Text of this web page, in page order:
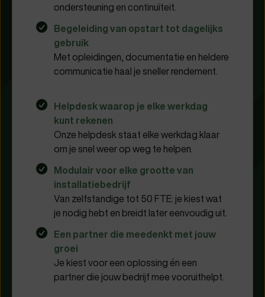
ondersteuning en continuïteit.
Begeleiding van opstart tot dagelijks
gebruik
Met opleidingen, documentatie en heldere
communicatie haal je sneller rendement.
Helpdesk waarop je elke werkdag
kunt rekenen
Onze helpdesk staat elke werkdag klaar
om je snel weer op weg te helpen.
Modulair voor elke grootte van
installatiebedrijf
Van zelfstandige tot 50 FTE: je kiest wat
je nodig hebt en breidt later eenvoudig uit.
Een partner die meedenkt met jouw
groei
Je kiest voor een oplossing én een
partner die jouw bedrijf mee vooruithelpt.